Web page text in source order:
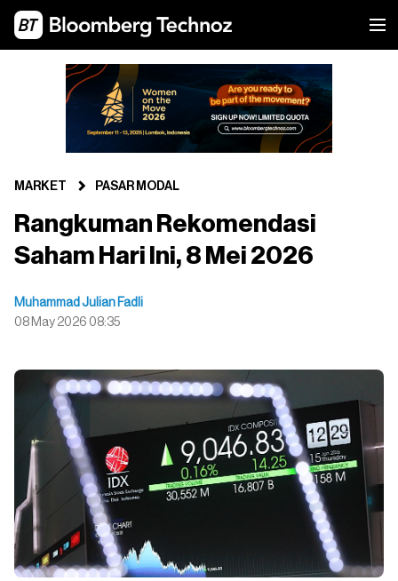
MARKET PASAR MODAL
Rangkuman Rekomendasi
Saham Hari Ini, 8 Mei 2026
Muhammad Julian Fadli
08 May 2026 08:35